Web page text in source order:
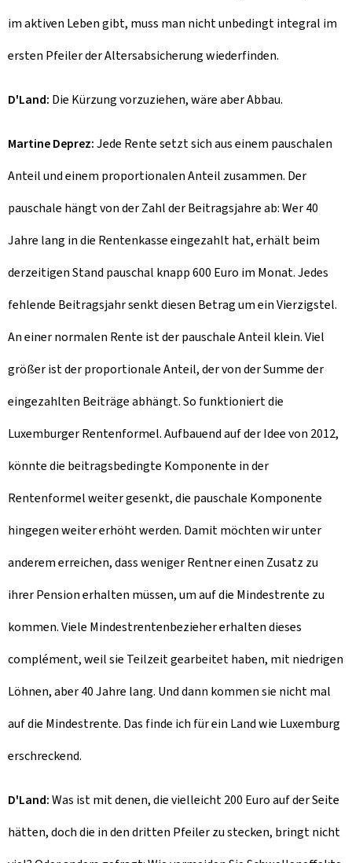
im aktiven Leben gibt, muss man nicht unbedingt integral im
ersten Pfeiler der Altersabsicherung wiederfinden.
D'Land: Die Kürzung vorzuziehen, wäre aber Abbau.
Martine Deprez:Jede Rente setzt sich aus einem pauschalen
Anteil und einem proportionalen Anteil zusammen. Der
pauschale hängt von der Zahl der Beitragsjahre ab: Wer 40
Jahre lang in die Rentenkasse eingezahlt hat, erhält beim
derzeitigen Stand pauschal knapp 600 Euro im Monat. Jedes
fehlende Beitragsjahr senkt diesen Betrag um ein Vierzigstel.
An einer normalen Rente ist der pauschale Anteil klein. Viel
größer ist der proportionale Anteil, der von der Summe der
eingezahlten Beiträge abhängt. So funktioniert die
Luxemburger Rentenformel. Aufbauend auf der Idee von 2012,
könnte die beitragsbedingte Komponente in der
Rentenformel weiter gesenkt, die pauschale Komponente
hingegen weiter erhöht werden. Damit möchten wir unter
anderem erreichen, dass weniger Rentner einen Zusatz zu
ihrer Pension erhalten müssen, um auf die Mindestrente zu
kommen. Viele Mindestrentenbezieher erhalten dieses
complément, weil sie Teilzeit gearbeitet haben, mit niedrigen
Löhnen, aber 40 Jahre lang. Und dann kommen sie nicht mal
auf die Mindestrente. Das finde ich für ein Land wie Luxemburg
erschreckend.
D'Land:Was ist mit denen, die vielleicht 200 Euro auf der Seite
hätten, doch die in den dritten Pfeiler zu stecken, bringt nicht